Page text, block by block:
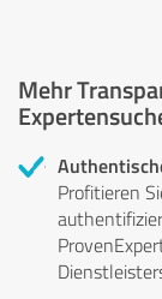
Mehr
Profitieren